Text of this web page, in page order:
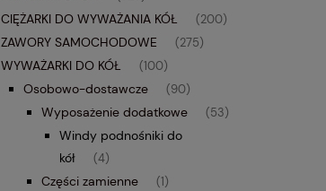
CIĘŻARKI DO WYWAŻANIA KÓŁ (200)
ZAWORY SAMOCHODOWE (275)
WYWAŻARKI DO KÓŁ (100)
Osobowo-dostawcze (90)
Wyposażenie dodatkowe (53)
Windy podnośniki do
kół
(4)
Części zamienne (1)